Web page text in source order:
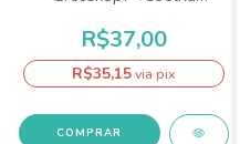
R$37,00
R$35,15via pix